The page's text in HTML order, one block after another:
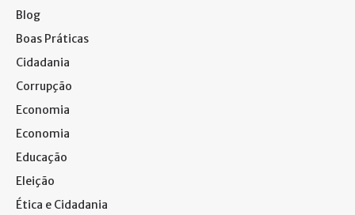
Blog
Boas Práticas
Cidadania
Corrupção
Economia
Economia
Educação
Eleição
Ética e Cidadania